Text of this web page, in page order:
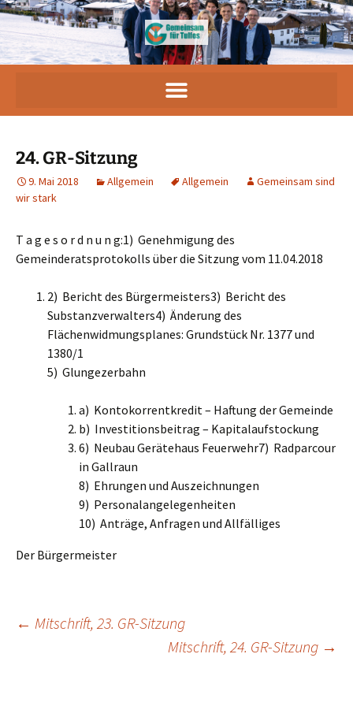
24. GR-Sitzung
9. Mai 2018 Allgemein Allgemein
Gemeinsam sind
wir stark
T a g e s o r d n u n g:1) Genehmigung des
Gemeinderatsprotokolls über die Sitzung vom 11.04.2018
2) Bericht des Bürgermeisters3) Bericht des
Substanzverwalters4) Änderung des
Flächenwidmungsplanes: Grundstück Nr. 1377 und
1380/1
5) Glungezerbahn
a) Kontokorrentkredit – Haftung der Gemeinde
b) Investitionsbeitrag – Kapitalaufstockung
6) Neubau Gerätehaus Feuerwehr7) Radparcour
in Gallraun
8) Ehrungen und Auszeichnungen
9) Personalangelegenheiten
10) Anträge, Anfragen und Allfälliges
Der Bürgermeister
← Mitschrift, 23. GR-Sitzung
Mitschrift, 24. GR-Sitzung →